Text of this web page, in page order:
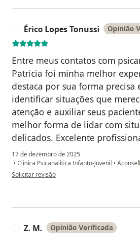
Érico Lopes Tonussi Opinião
Entre meus contatos com
Patricia foi minha melhor
destaca por sua forma precisa
identificar situações que
atenção e auxiliar seus
melhor forma de lidar com
delicados. Excelente
17 de dezembro de 2025
• Clinica Psicanalitica Infanto-Juvenil •
na opinião do utilizador Érico Lopes Tonussi
Solicitar revisão
Z. M. Opinião Verificada